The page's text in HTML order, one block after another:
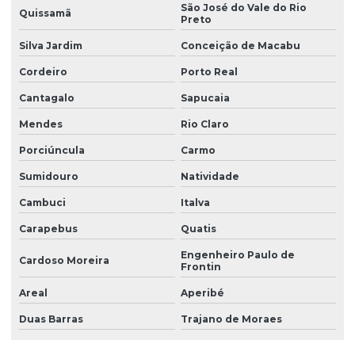
Quissamã
São José do Vale do Rio
Preto
Silva Jardim Conceição de Macabu
Cordeiro Porto Real
Cantagalo Sapucaia
Mendes Rio Claro
Porciúncula Carmo
Sumidouro Natividade
Cambuci Italva
Carapebus Quatis
Cardoso Moreira
Engenheiro Paulo de
Frontin
Areal Aperibé
Duas Barras Trajano de Moraes